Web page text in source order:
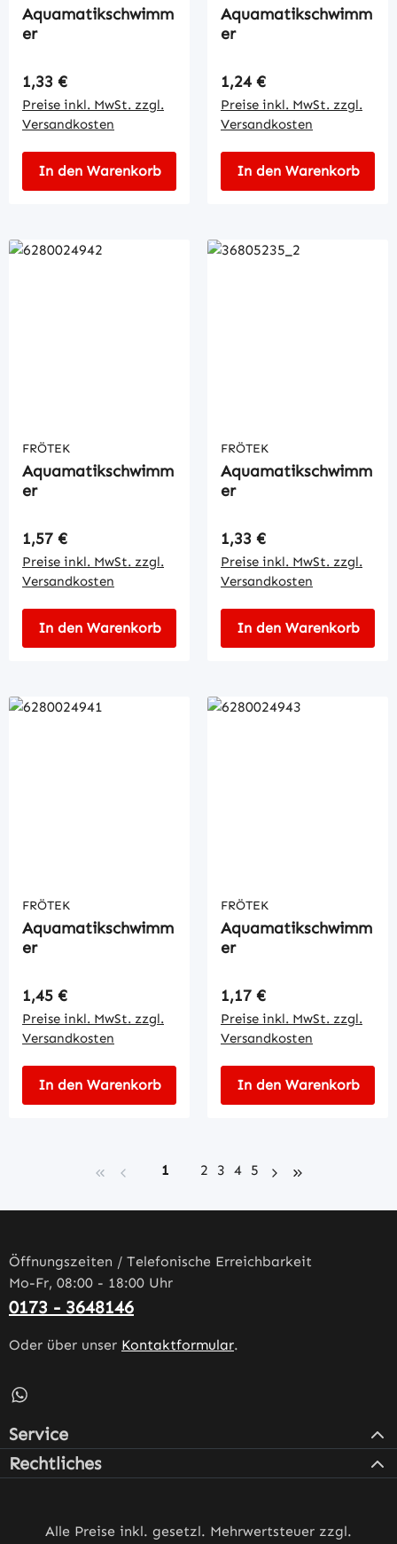
Aquamatikschwimm
er
Regulärer Preis:
1,33 €
Preise inkl. MwSt. zzgl.
Versandkosten
In den Warenkorb
Aquamatikschwimm
er
Regulärer Preis:
1,24 €
Preise inkl. MwSt. zzgl.
Versandkosten
In den Warenkorb
FRÖTEK
Aquamatikschwimm
er
Regulärer Preis:
1,57 €
Preise inkl. MwSt. zzgl.
Versandkosten
In den Warenkorb
FRÖTEK
Aquamatikschwimm
er
Regulärer Preis:
1,33 €
Preise inkl. MwSt. zzgl.
Versandkosten
In den Warenkorb
FRÖTEK
Aquamatikschwimm
er
Regulärer Preis:
1,45 €
Preise inkl. MwSt. zzgl.
Versandkosten
In den Warenkorb
FRÖTEK
Aquamatikschwimm
er
Regulärer Preis:
1,17 €
Preise inkl. MwSt. zzgl.
Versandkosten
In den Warenkorb
Seite
1 Seite
2 Seite
3 Seite
4 Seite
5
Öffnungszeiten / Telefonische Erreichbarkeit
Mo-Fr, 08:00 - 18:00 Uhr
0173 - 3648146
Oder über unser Kontaktformular.
Schreib uns auf WhatsApp – öffnet in neuem Tab
Service
Rechtliches
Alle Preise inkl. gesetzl. Mehrwertsteuer zzgl.